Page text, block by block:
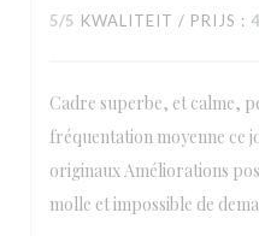
5/5 KWALITEIT / PRIJS : 4
Cadre superbe, et calme,
fréquentation moyenne ce
originaux Améliorations
molle et impossible de